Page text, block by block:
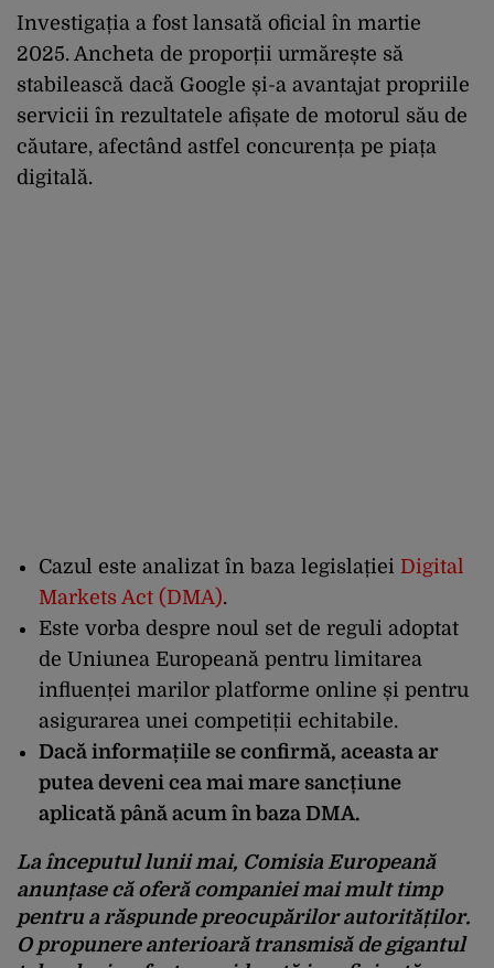
Investigația a fost lansată oficial în martie
2025. Ancheta de proporții urmărește să
stabilească dacă Google și-a avantajat propriile
servicii în rezultatele afișate de motorul său de
căutare, afectând astfel concurența pe piața
digitală.
Cazul este analizat în baza legislației Digital
Markets Act (DMA).
Este vorba despre noul set de reguli adoptat
de Uniunea Europeană pentru limitarea
influenței marilor platforme online și pentru
asigurarea unei competiții echitabile.
Dacă informațiile se confirmă, aceasta ar
putea deveni cea mai mare sancțiune
aplicată până acum în baza DMA.
La începutul lunii mai, Comisia Europeană
anunțase că oferă companiei mai mult timp
pentru a răspunde preocupărilor autorităților.
O propunere anterioară transmisă de gigantul